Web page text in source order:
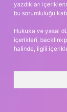
yazdıkları
bu sorumluluğu
Hukuka ve yasal
içerikleri,
halinde, ilgili